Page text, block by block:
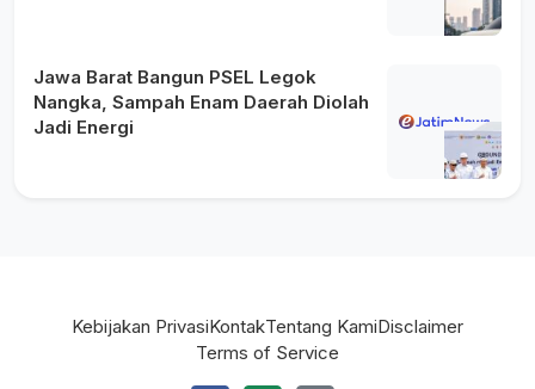
Jawa Barat Bangun PSEL Legok
Nangka, Sampah Enam Daerah Diolah
Jadi Energi
Kebijakan PrivasiKontakTentang KamiDisclaimer
Terms of Service